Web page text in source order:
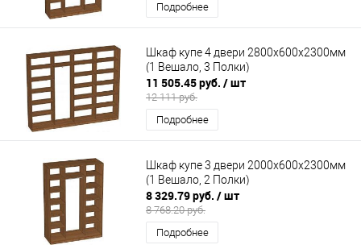
Подробнее
Шкаф купе 4 двери 2800х600х2300мм
(1 Вешало, 3 Полки)
11 505.45 руб. / шт
12 111 руб.
Подробнее
Шкаф купе 3 двери 2000х600х2300мм
(1 Вешало, 2 Полки)
8 329.79 руб. / шт
8 768.20 руб.
Подробнее